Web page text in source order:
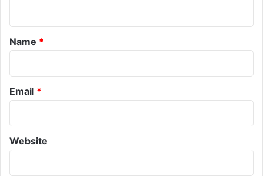
*
Name *
Email *
Website